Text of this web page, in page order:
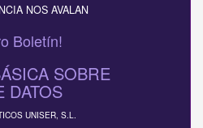
NOS AVALAN
Boletín!
SOBRE
DATOS
UNISER, S.L.